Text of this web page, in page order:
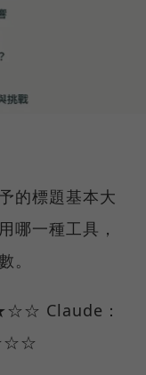
的標題基本大
哪一種工具，
。
Claude：